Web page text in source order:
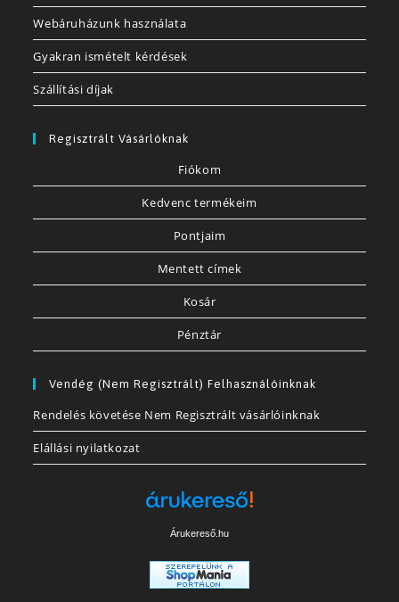
Webáruházunk használata
Gyakran ismételt kérdések
Szállítási díjak
Regisztrált Vásárlóknak
Fiókom
Kedvenc termékeim
Pontjaim
Mentett címek
Kosár
Pénztár
Vendég (nem Regisztrált) Felhasználóinknak
Rendelés követése Nem Regisztrált vásárlóinknak
Elállási nyilatkozat
Árukereső.hu